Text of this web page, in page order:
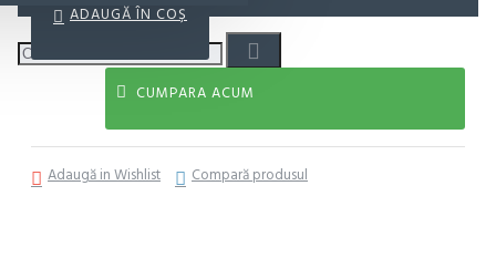
ADAUGĂ ÎN COŞ
CUMPARA ACUM
Adaugă in Wishlist Compară produsul